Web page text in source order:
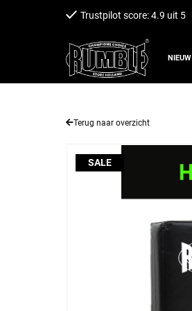
naar de contentTrustpilot score: 4.9 uit 5
NIEUW
Terug naar overzicht
SALE